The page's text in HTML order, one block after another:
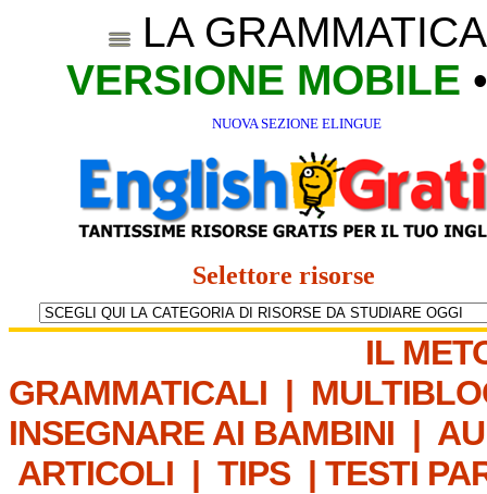
LA
VERSIONE MOBILE
NUOVA SEZIONE ELINGUE
Selettore risorse
IL
GRAMMATICALI |
INSEGNARE AI BAMBINI |
ARTICOLI | TIPS | TESTI